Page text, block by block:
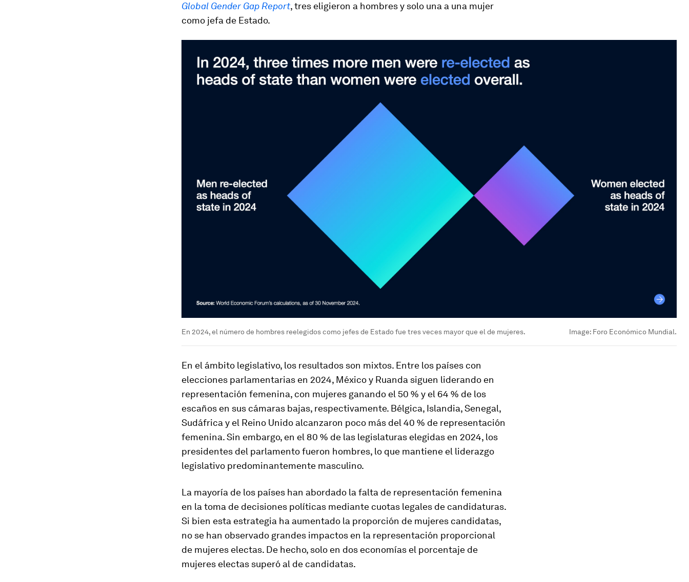
Global Gender Gap Report, tres eligieron a hombres y solo una a una mujer
como jefa de Estado.
En 2024, el número de hombres reelegidos como jefes de Estado fue tres veces mayor que el de mujeres. Image: Foro Económico Mundial.
En el ámbito legislativo, los resultados son mixtos. Entre los países con
elecciones parlamentarias en 2024, México y Ruanda siguen liderando en
representación femenina, con mujeres ganando el 50 % y el 64 % de los
escaños en sus cámaras bajas, respectivamente. Bélgica, Islandia, Senegal,
Sudáfrica y el Reino Unido alcanzaron poco más del 40 % de representación
femenina. Sin embargo, en el 80 % de las legislaturas elegidas en 2024, los
presidentes del parlamento fueron hombres, lo que mantiene el liderazgo
legislativo predominantemente masculino.
La mayoría de los países han abordado la falta de representación femenina
en la toma de decisiones políticas mediante cuotas legales de candidaturas.
Si bien esta estrategia ha aumentado la proporción de mujeres candidatas,
no se han observado grandes impactos en la representación proporcional
de mujeres electas. De hecho, solo en dos economías el porcentaje de
mujeres electas superó al de candidatas.